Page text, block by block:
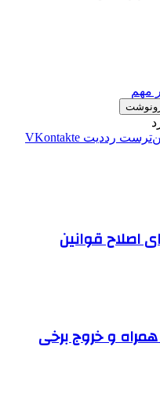
مهم
‫رددیت ‫VKontakte
اصلاح قوانین
و خروج برخی